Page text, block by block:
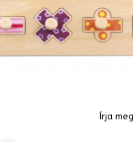
Írja